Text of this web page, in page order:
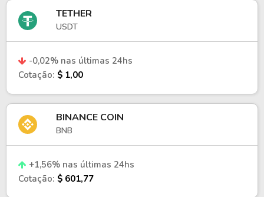
TETHER
USDT
-0,02% nas últimas 24hs
Cotação: $ 1,00
BINANCE COIN
BNB
+1,56% nas últimas 24hs
Cotação: $ 601,77